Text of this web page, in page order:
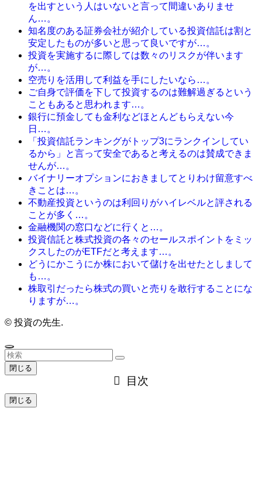
を出すという人はいないと言って間違いありませ
ん…。
知名度のある証券会社が紹介している投資信託は割と
安定したものが多いと思って良いですが…。
投資を実施するに際しては数々のリスクが伴います
が…。
空売りを活用して利益を手にしたいなら…。
ご自身で評価を下して投資するのは難解過ぎるという
こともあると思われます…。
銀行に預金しても金利などほとんどもらえない今
日…。
「投資信託ランキングがトップ3にランクインしてい
るから」と言って安全であると考えるのは賛成できま
せんが…。
バイナリーオプションにおきましてとりわけ留意すべ
きことは…。
不動産投資というのは利回りがハイレベルと評される
ことが多く…。
金融機関の窓口などに行くと…。
投資信託と株式投資の各々のセールスポイントをミッ
クスしたのがETFだと考えます…。
どうにかこうにか株において儲けを出せたとしまして
も…。
株取引だったら株式の買いと売りを敢行することにな
りますが…。
© 投資の先生.
閉じる
目次
閉じる